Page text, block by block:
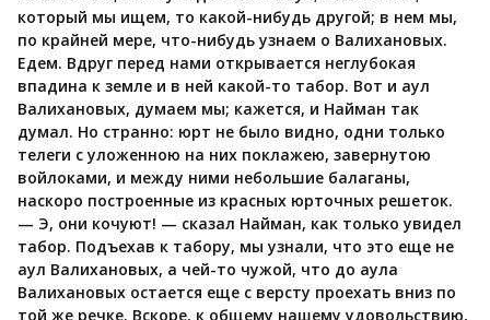
который мы ищем, то какой-нибудь другой; в нем мы,
по крайней мере, что-нибудь узнаем о Валихановых.
Едем. Вдруг перед нами открывается неглубокая
впадина к земле и в ней какой-то табор. Вот и аул
Валихановых, думаем мы; кажется, и Найман так
думал. Но странно: юрт не было видно, одни только
телеги с уложенною на них поклажею, завернутою
войлоками, и между ними небольшие балаганы,
наскоро построенные из красных юрточных решеток.
— Э, они кочуют! — сказал Найман, как только увидел
табор. Подъехав к табору, мы узнали, что это еще не
аул Валихановых, а чей-то чужой, что до аула
Валихановых остается еще с версту проехать вниз по
той же речке. Вскоре, к общему нашему удовольствию,